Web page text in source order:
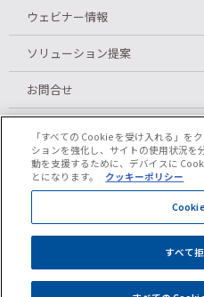
ウェビナー情報
ソリューション提案
お問合せ
プライバシ
ご利
「すべての Cookie を受け入れる」を
ションを強化し、サイトの使用状況を
動を支援するために、デバイスに
とになります。
クッキーポリシー
すべて